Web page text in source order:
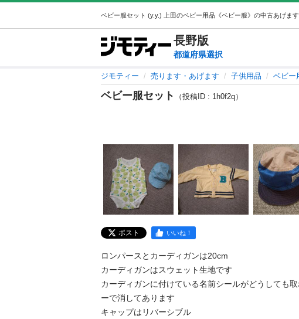
長野版
都道府県選択
ジモティー 売ります・あげます 子供用品 ベビー
ベビー服セット （投稿ID : 1h0f2q）
ポスト いいね！
ロンパースとカーディガンは20cm
カーディガンはスウェット生地です
カーディガンに付けている名前シールがどうしても
ーで消してあります
キャップはリバーシブル